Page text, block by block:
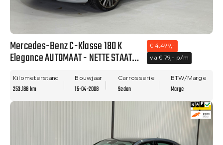
Mercedes-Benz C-Klasse 180 K
Elegance AUTOMAAT - NETTE STAAT-
€ 4.499,-
v.a € 79,- p/m
Kilometerstand
253.188 km
Bouwjaar
15-04-2008
Carrosserie
Sedan
BTW/Marge
Marge